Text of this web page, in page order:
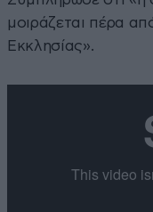
μοιράζεται πέρα
Εκκλησίας».